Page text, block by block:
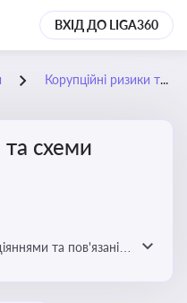
ВХІД ДО LIGA360
Корупційні ризики та схеми
та схеми
та пов'язані з